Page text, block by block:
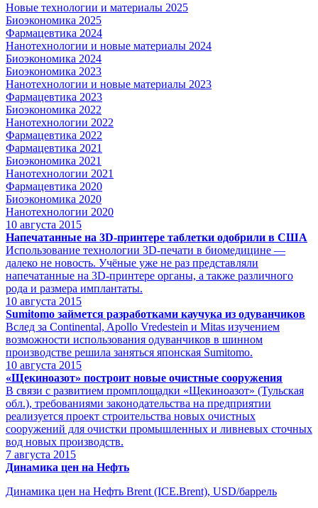
Новые технологии и материалы 2025
Биоэкономика 2025
Фармацевтика 2024
Нанотехнологии и новые материалы 2024
Биоэкономика 2024
Биоэкономика 2023
Нанотехнологии и новые материалы 2023
Фармацевтика 2023
Биоэкономика 2022
Нанотехнологии 2022
Фармацевтика 2022
Фармацевтика 2021
Биоэкономика 2021
Нанотехнологии 2021
Фармацевтика 2020
Биоэкономика 2020
Нанотехнологии 2020
10 августа 2015
Напечатанные на 3D-принтере таблетки одобрили в США
Использование технологии 3D-печати в биомедицине —
далеко не новость. Учёные уже не раз представляли
напечатанные на 3D-принтере органы, а также различного
рода и размера имплантаты.
10 августа 2015
Sumitomo займется разработками каучука из одуванчиков
Вслед за Continental, Apollo Vredestein и Mitas изучением
возможности использования одуванчиков в шинном
производстве решила заняться японская Sumitomo.
10 августа 2015
«Щекиноазот» построит новые очистные сооружения
В связи с развитием промплощадки «Щекиноазот» (Тульская
обл.), требованиями законодательства на предприятии
реализуется проект строительства новых очистных
сооружений для очистки промышленных и ливневых сточных
вод новых производств.
7 августа 2015
Динамика цен на Нефть
Динамика цен на Нефть Brent (ICE.Brent), USD/баррель